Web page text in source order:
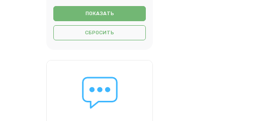
СБРОСИТЬ